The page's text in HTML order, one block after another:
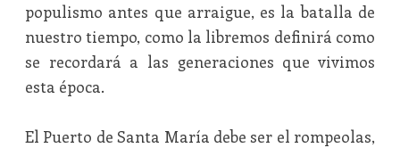
populismo antes que arraigue, es la batalla de
nuestro tiempo, como la libremos definirá como
se recordará a las generaciones que vivimos
esta época.
El Puerto de Santa María debe ser el rompeolas,